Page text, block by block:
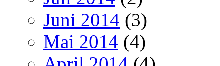
Juni 2014 (3)
Mai 2014 (4)